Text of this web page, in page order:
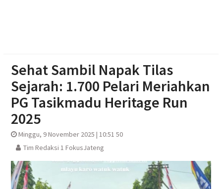
Sehat Sambil Napak Tilas
Sejarah: 1.700 Pelari Meriahkan
PG Tasikmadu Heritage Run
2025
Minggu, 9 November 2025 | 10:51 50
Tim Redaksi 1 FokusJateng